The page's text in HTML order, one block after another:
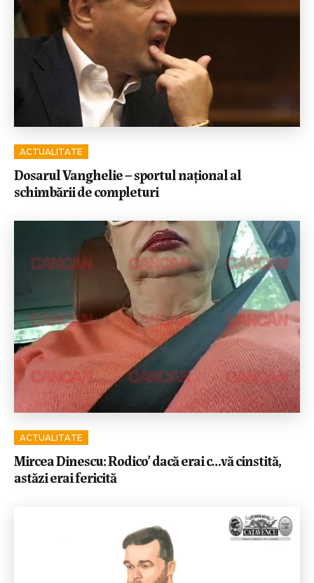
ACTUALITATE
Dosarul Vanghelie – sportul național al
schimbării de completuri
ACTUALITATE
Mircea Dinescu: Rodico’ dacă erai c…vă cinstită,
astăzi erai fericită